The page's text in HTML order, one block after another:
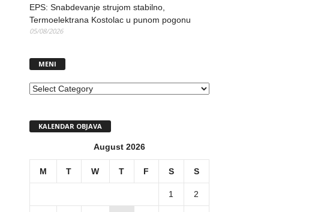
EPS: Snabdevanje strujom stabilno,
Termoelektrana Kostolac u punom pogonu
05/08/2026
MENI
MENI
KALENDAR OBJAVA
August 2026
M T W T F S S
1 2